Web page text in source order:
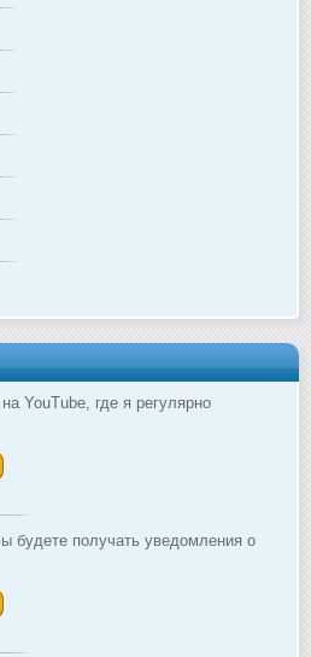
YouTube, где я регулярно
будете получать уведомления о